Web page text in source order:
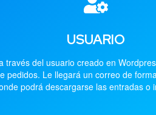
USUARIO
través del usuario creado en
pedidos. Le llegará un correo de
podrá descargarse las entradas o